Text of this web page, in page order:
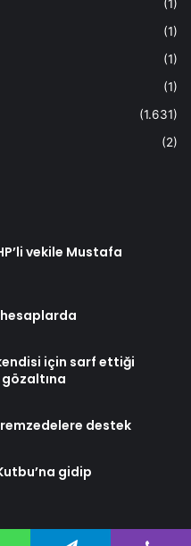
(1)
(1)
(1)
(1)
(1.631)
(2)
vekile Mustafa
için sarf ettiği
gözaltına
destek
gidip